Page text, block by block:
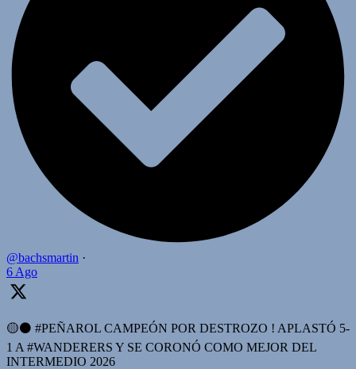
@bachsmartin ·
6 Ago
🟡⚫️ #PEÑAROL CAMPEÓN POR DESTROZO ! APLASTÓ 5-
1 A #WANDERERS Y SE CORONÓ COMO MEJOR DEL
INTERMEDIO 2026